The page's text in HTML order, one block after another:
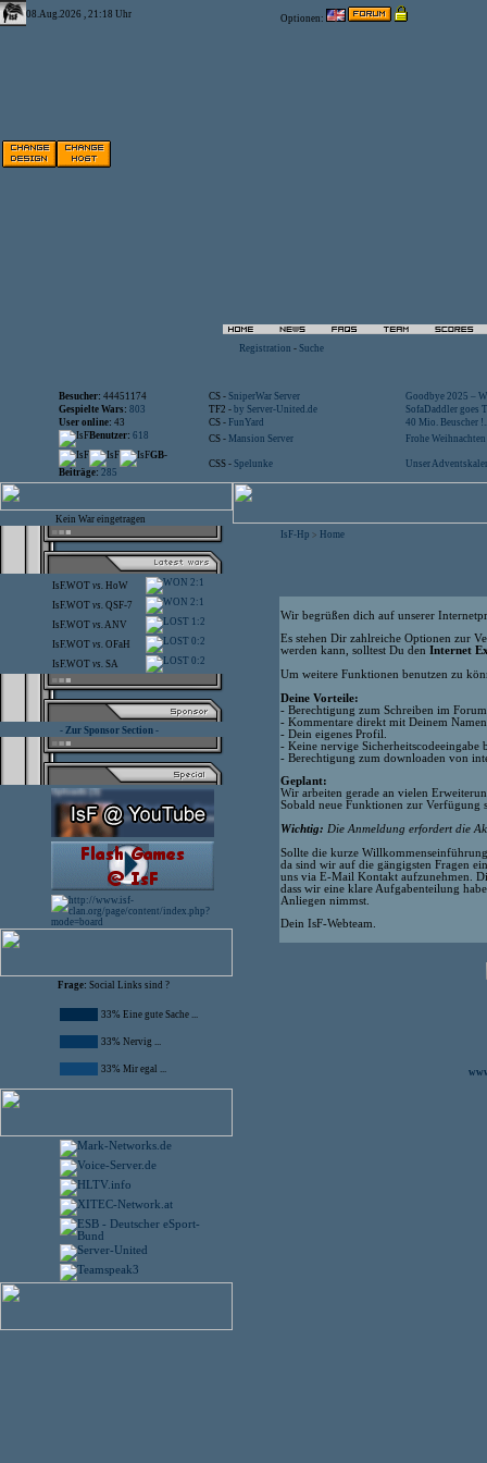
08.Aug.2026 , 21:18 Uhr Optionen:
Registration - Suche
Besucher: 44451174 CS - SniperWar Server
Goodbye 2025 –
Gespielte Wars: 803 TF2 - by Server-United.de
SofaDaddler goes
User online: 43 CS - FunYard
40 Mio. Beuscher
Benutzer: 618 CS - Mansion Server
Frohe
GB-
Beiträge: 285
CSS - Spelunke Unser
Kein War eingetragen
IsF.WOT vs. HoW 2:1
IsF.WOT vs. QSF-7 2:1
IsF.WOT vs.ANV 1:2
IsF.WOT vs. OFaH 0:2
IsF.WOT vs. SA 0:2
- Zur Sponsor Section -
Frage: Social Links sind ?
33% Eine gute Sache ...
33% Nervig ...
33% Mir egal ...
IsF-Hp > Home
Wir begrüßen dich auf unserer
Es stehen Dir zahlreiche Optionen zur
werden kann, solltest Du den Internet
Um weitere Funktionen benutzen zu
Deine Vorteile:
- Berechtigung zum Schreiben im
- Kommentare direkt mit Deinem
- Dein eigenes Profil.
- Keine nervige Sicherheitscodeeingabe
- Berechtigung zum downloaden von
Geplant:
Wir arbeiten gerade an vielen
Sobald neue Funktionen zur Verfügung
Wichtig: Die Anmeldung erfordert die
Sollte die kurze
da sind wir auf die gängigsten Fragen
uns via E-Mail Kontakt aufzunehmen.
dass wir eine klare Aufgabenteilung
Anliegen nimmst.
Dein IsF-Webteam.